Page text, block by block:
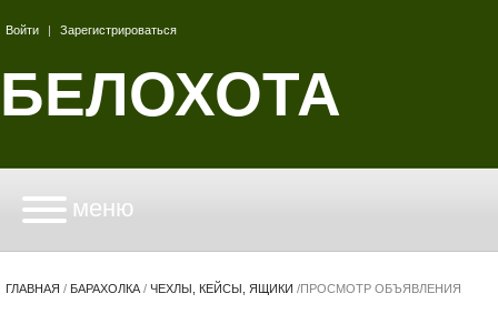
Войти | Зарегистрироваться
БЕЛОХОТА
меню
ГЛАВНАЯ / БАРАХОЛКА / ЧЕХЛЫ, КЕЙСЫ, ЯЩИКИ /ПРОСМОТР ОБЪЯВЛЕНИЯ